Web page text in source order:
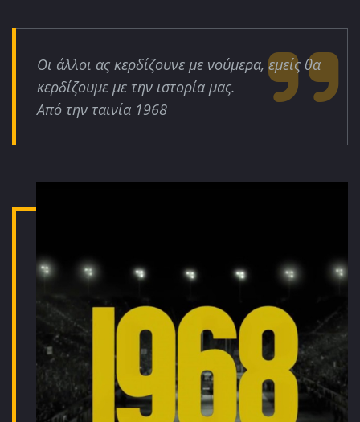
Οι άλλοι ας κερδίζουνε με νούμερα, εμείς θα
κερδίζουμε με την ιστορία μας.
Από την ταινία 1968